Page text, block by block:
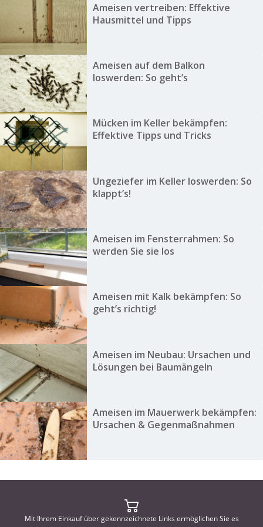
Ameisen vertreiben: Effektive
Hausmittel und Tipps
Ameisen auf dem Balkon
loswerden: So geht’s
Mücken im Keller bekämpfen:
Effektive Tipps und Tricks
Ungeziefer im Keller loswerden: So
klappt’s!
Ameisen im Fensterrahmen: So
werden Sie sie los
Ameisen mit Kalk bekämpfen: So
geht’s richtig!
Ameisen im Neubau: Ursachen und
Lösungen bei Baumängeln
Ameisen im Mauerwerk bekämpfen:
Ursachen & Gegenmaßnahmen
Mit Ihrem Einkauf über gekennzeichnete Links ermöglichen Sie es